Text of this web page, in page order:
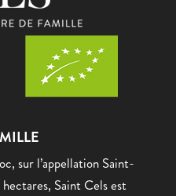
sur l’appellation Saint-
Saint Cels est